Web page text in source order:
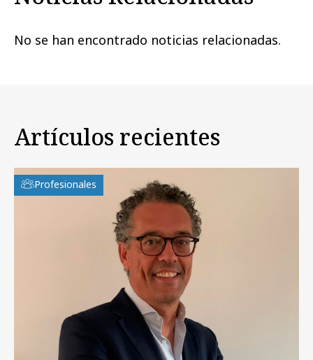
No se han encontrado noticias relacionadas.
Artículos recientes
Profesionales